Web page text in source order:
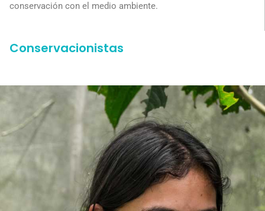
conservación con el medio ambiente.
Conservacionistas